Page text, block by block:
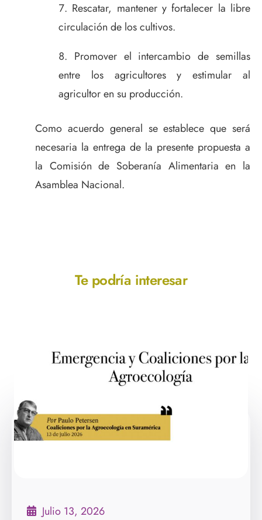
Rescatar, mantener y fortalecer la libre
circulación de los cultivos.
Promover el intercambio de semillas
entre los agricultores y estimular al
agricultor en su producción.
Como acuerdo general se establece que será
necesaria la entrega de la presente propuesta a
la Comisión de Soberanía Alimentaria en la
Asamblea Nacional.
Te podría interesar
Julio 13, 2026